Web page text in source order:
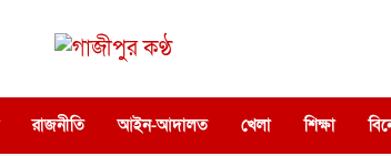
গাজীপুর কণ্ঠ
রাজনীতি আইন-আদালত খেলা শিক্ষা